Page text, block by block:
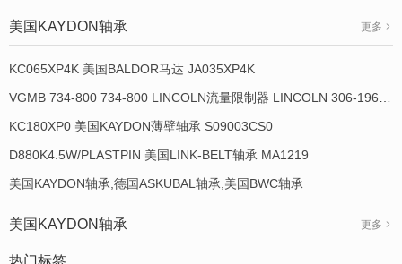
美国KAYDON轴承 更多
KC065XP4K 美国BALDOR马达 JA035XP4K
KC180XP0 美国KAYDON薄壁轴承 S09003CS0
D880K4.5W/PLASTPIN 美国LINK-BELT轴承 MA1219
美国KAYDON轴承,德国ASKUBAL轴承,美国BWC轴承
美国KAYDON轴承 更多
热门标签